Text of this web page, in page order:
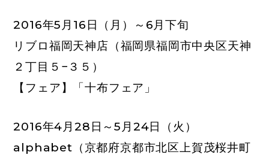
2016年5月16日（月）～6月下旬
リブロ福岡天神店 （福岡県福岡市中央区天神
２丁目５−３５）
【フェア】「十布フェア」
2016年4月28日～5月24日（火）
alphabet （京都府京都市北区上賀茂桜井町